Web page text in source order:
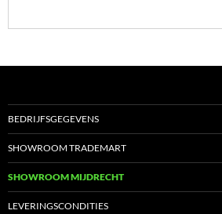
BEDRIJFSGEGEVENS
SHOWROOM TRADEMART
SHOWROOM MIJDRECHT
LEVERINGSCONDITIES